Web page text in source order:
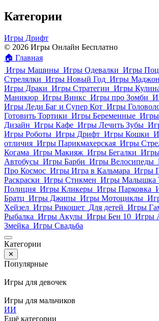
Категории
Игры Дрифт
© 2026 Игры Онлайн Бесплатно
🏠 Главная
Игры Машины Игры Одевалки Игры
Стрелялки Игры Новый Год Игры
Игры Драки Игры Стратегии Игры
Маникюр Игры Винкс Игры про Зомби
Игры Леди Баг и Супер Кот Игры
Готовить Тортики Игры Беременные Игры
Дизайн Игры Кафе Игры Лечить Зубы
Игры Роботы Игры Дрифт Игры Кошки
отличия Игры Парикмахерская Игры
Когама Игры Макияж Игры Бегалки
Автобусы Игры Барби Игры Велосипеды
Про Космос Игры Игра в Кальмара Игры
Раскраски Игры Стикмен Игры Малышка
Полиция Игры Кликеры Игры Парковка
Братц Игры Джипы Игры Мотоциклы
Хейзел Игры Рикошет Для детей Игры
Рыбалка Игры Акулы Игры Бен 10 Игры
Змейка Игры Свадьба
Категории
✕
Популярные
Игры для девочек
Игры для мальчиков
ИИ
Ещё категории